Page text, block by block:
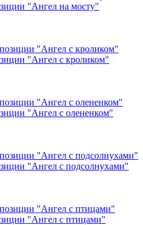
"Ангел на мосту"
"Ангел с кроликом"
"Ангел с олененком"
"Ангел с подсолнухами"
"Ангел с птицами"